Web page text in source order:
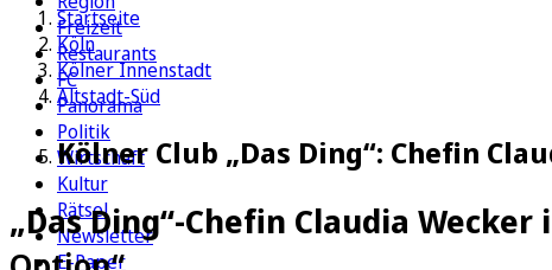
Freizeit
Restaurants
FC
Panorama
Politik
Wirtschaft
Kultur
Rätsel
Newsletter
E-Paper
Startseite
Köln
Kölner Innenstadt
Altstadt-Süd
Kölner Club „Das Ding“: Chefin
„Das Ding“-Chefin Claudia